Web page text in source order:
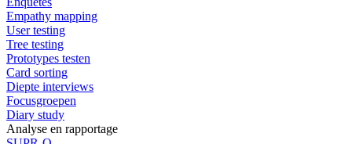
Empathy mapping
User testing
Tree testing
Prototypes testen
Card sorting
Diepte interviews
Focusgroepen
Diary study
Analyse en rapportage